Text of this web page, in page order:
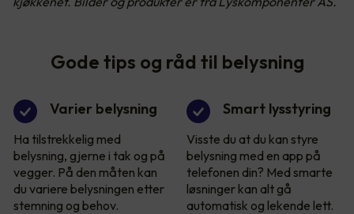
Gode tips og råd til belysning
Varier belysning
Ha tilstrekkelig med
belysning, gjerne i tak og på
vegger. På den måten kan
du variere belysningen etter
stemning og behov.
Smart lysstyring
Visste du at du kan styre
belysning med en app på
telefonen din? Med smarte
løsninger kan alt gå
automatisk og lekende lett.